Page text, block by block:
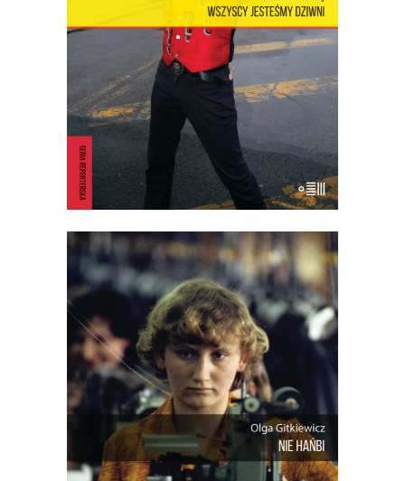
E-BOOK DO KOSZYKA
rezerwuar estetyki, idei, marzeń i lęków,
z których jest zbudowana popkultura.
36.00zł 23.40zł
KSIĄŻKA DO KOSZYKA
NIE HAŃBI
Reporterski obraz polskiego rynku pracy
– historycznie i dziś. Jak bardzo ten
rynek się zmienił od czasu, kiedy
chałupnicy przeszli z domowych
warsztatów do fabrycznych hal? I co to
znaczy nie pracować w świecie, w